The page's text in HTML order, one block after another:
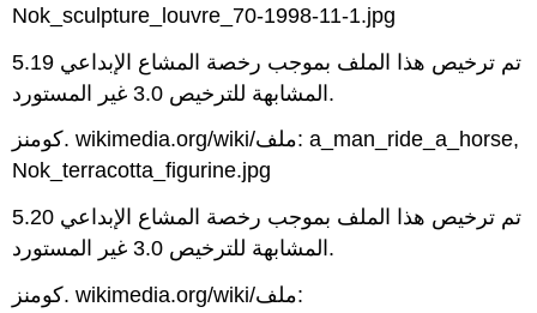
Nok_sculpture_louvre_70-1998-11-1.jpg
5.19 تم ترخيص هذا الملف بموجب رخصة المشاع الإبداعي
المشابهة للترخيص 3.0 غير المستورد.
كومنز. wikimedia.org/wiki/ملف: a_man_ride_a_horse,
Nok_terracotta_figurine.jpg
5.20 تم ترخيص هذا الملف بموجب رخصة المشاع الإبداعي
المشابهة للترخيص 3.0 غير المستورد.
كومنز. wikimedia.org/wiki/ملف: